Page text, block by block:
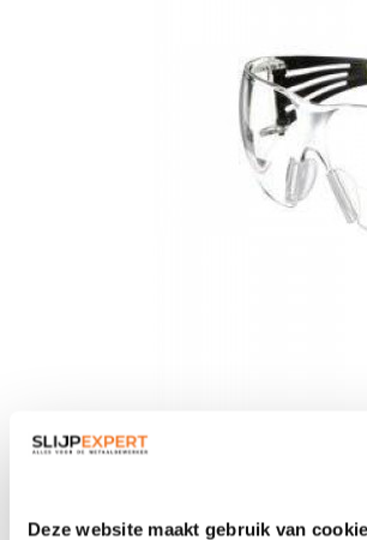
Deze website maakt gebruik van